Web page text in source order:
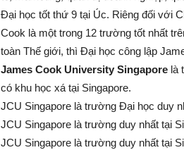
Đại học tốt thứ 9 tại Úc. Riêng đối với
Cook là một trong 12 trường tốt nhất
toàn Thế giới, thì Đại học công lập
James Cook University Singapore là
có khu học xá tại Singapore.
JCU Singapore là trường Đại học duy
JCU Singapore là trường duy nhất tại
JCU Singapore là trường duy nhất tại